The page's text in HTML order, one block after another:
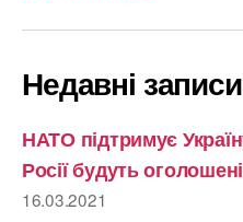
Недавні записи
НАТО підтримує
Росії будуть
16.03.2021